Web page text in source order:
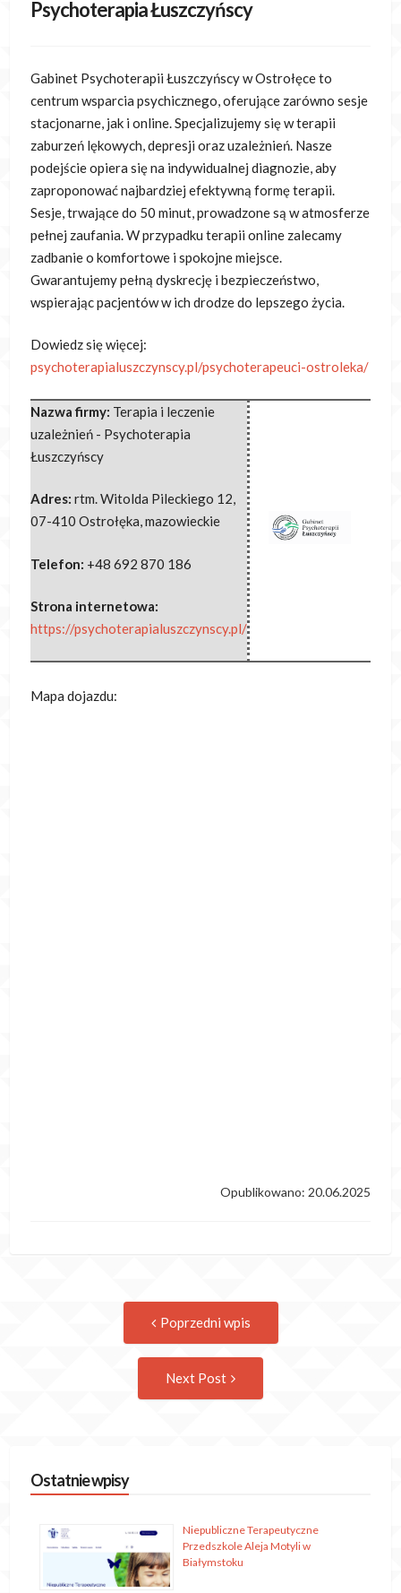
Psychoterapia Łuszczyńscy
Gabinet Psychoterapii Łuszczyńscy w Ostrołęce to
centrum wsparcia psychicznego, oferujące zarówno sesje
stacjonarne, jak i online. Specjalizujemy się w terapii
zaburzeń lękowych, depresji oraz uzależnień. Nasze
podejście opiera się na indywidualnej diagnozie, aby
zaproponować najbardziej efektywną formę terapii.
Sesje, trwające do 50 minut, prowadzone są w atmosferze
pełnej zaufania. W przypadku terapii online zalecamy
zadbanie o komfortowe i spokojne miejsce.
Gwarantujemy pełną dyskrecję i bezpieczeństwo,
wspierając pacjentów w ich drodze do lepszego życia.
Dowiedz się więcej:
psychoterapialuszczynscy.pl/psychoterapeuci-ostroleka/
Nazwa firmy: Terapia i leczenie
uzależnień - Psychoterapia
Łuszczyńscy
Adres: rtm. Witolda Pileckiego 12,
07-410 Ostrołęka,mazowieckie
Telefon: +48 692 870 186
Strona internetowa:
https://psychoterapialuszczynscy.pl/
Mapa dojazdu:
Opublikowano: 20.06.2025
navigation
Poprzedni wpis
Next Post
Ostatnie wpisy
Niepubliczne Terapeutyczne
Przedszkole Aleja Motyli w
Białymstoku